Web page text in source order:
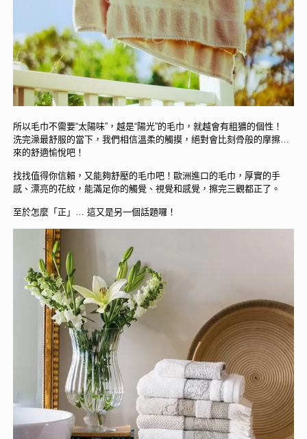
所以毛巾不需要“太陽味”，越是“陽光”的毛巾，就越會有粗獷的個性！
洗完澡最舒服的當下，我們相信溫柔的觸摸，絕對會比刻骨般的摩擦…
來的舒適愉悅吧！
找找值得你信賴，又能夠舒壓的毛巾吧！歐洲進口的毛巾，厚實的手
感、漂亮的花紋，能滿足你的觸覺、視覺和感覺，擦完三觀都正了。
至於怎麼「正」… 這又是另一個話題囉！